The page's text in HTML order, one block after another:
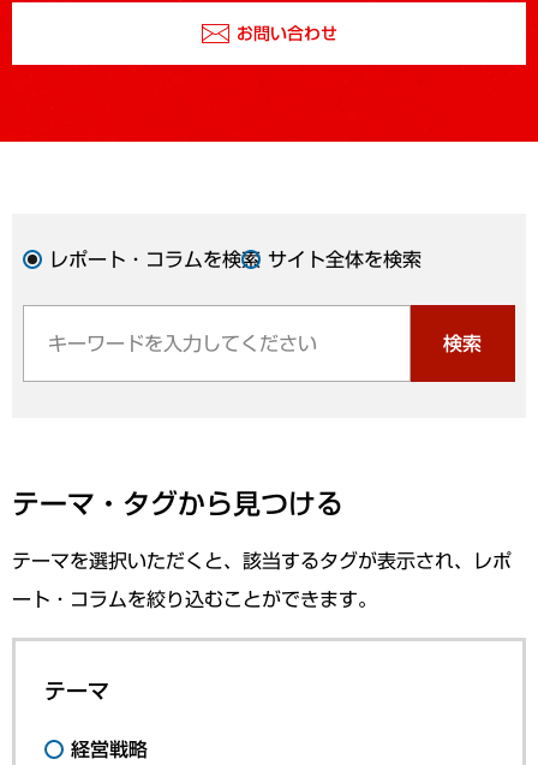
お問い合わせ
レポート・コラムを検索 サイト全体を検索
検索
テーマ・タグから見つける
テーマを選択いただくと、該当するタグが表示され、レポ
ート・コラムを絞り込むことができます。
テーマ
経営戦略